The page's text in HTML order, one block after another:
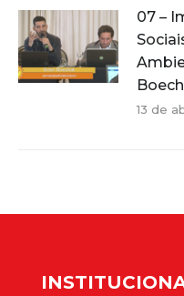
07 –
13 de